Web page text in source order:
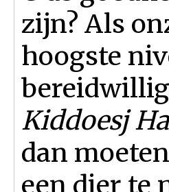
zijn? Als
hoogste
Kiddoesj
dan
een dier te